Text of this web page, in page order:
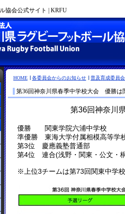
協会公式サイト | KRFU
HOME 各委員会からのお知らせ 普及育成委員会
第36回神奈川県春季中学校大会 優勝は